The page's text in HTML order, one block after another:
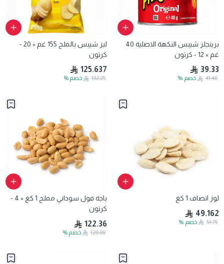
برينجلز شيبس النكهة الاصلية 40
غم × 12 - كرتون
39.33
41.40 خصم %
ليز شيبس بالملح 155 غم × 20 -
كرتون
125.637
132.25 خصم %
لوز انصاف 1 كغ
49.162
51.75 خصم %
باجة فول سوداني مملح 1 كغ × 4 -
كرتون
122.36
128.80 خصم %